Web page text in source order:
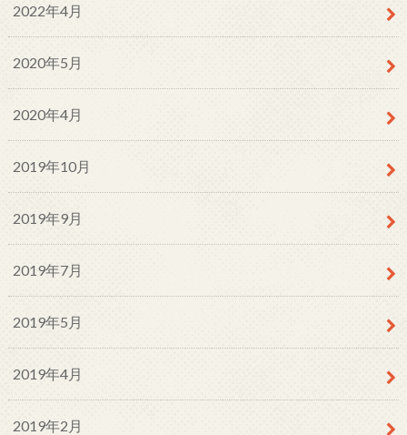
2022年4月
2020年5月
2020年4月
2019年10月
2019年9月
2019年7月
2019年5月
2019年4月
2019年2月